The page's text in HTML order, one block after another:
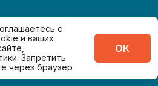
с
и ваших
Запретить
через браузер
ОК